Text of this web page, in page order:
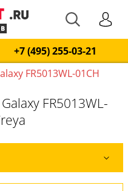
+7 (495) 255-03-21
FR5013WL-01CH
FR5013WL-